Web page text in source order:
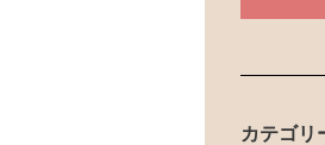
カテゴリ